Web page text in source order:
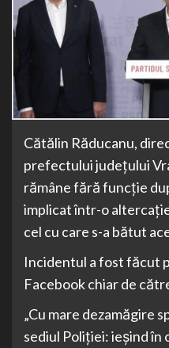
Cătălin Răducanu,
prefectului judeţului
rămâne fără funcţie
implicat într-o
cel cu care s-a bătut
Incidentul a fost făcut
Facebook chiar de
„Cu mare dezamăgire
sediul Poliţiei: ieşind în